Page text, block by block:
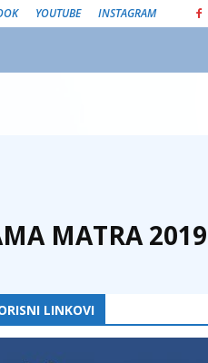
YOUTUBE INSTAGRAM
MATRA 2019
LINKOVI